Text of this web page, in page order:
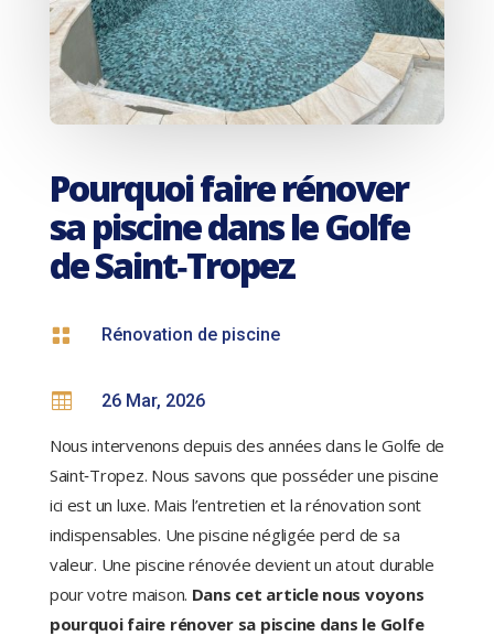
Pourquoi faire rénover
sa piscine dans le Golfe
de Saint‑Tropez
 Rénovation de piscine
 26 Mar, 2026
Nous intervenons depuis des années dans le Golfe de
Saint‑Tropez. Nous savons que posséder une piscine
ici est un luxe. Mais l’entretien et la rénovation sont
indispensables. Une piscine négligée perd de sa
valeur. Une piscine rénovée devient un atout durable
pour votre maison. Dans cet article nous voyons
pourquoi faire rénover sa piscine dans le Golfe